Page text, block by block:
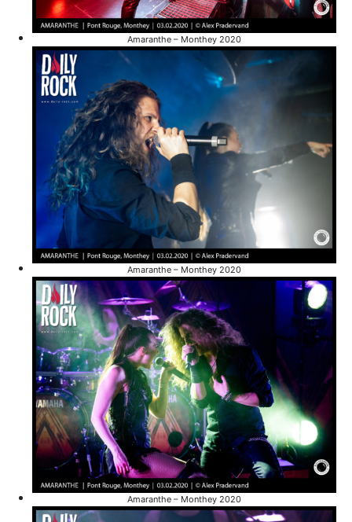
Amaranthe – Monthey 2020
Amaranthe – Monthey 2020
Amaranthe – Monthey 2020